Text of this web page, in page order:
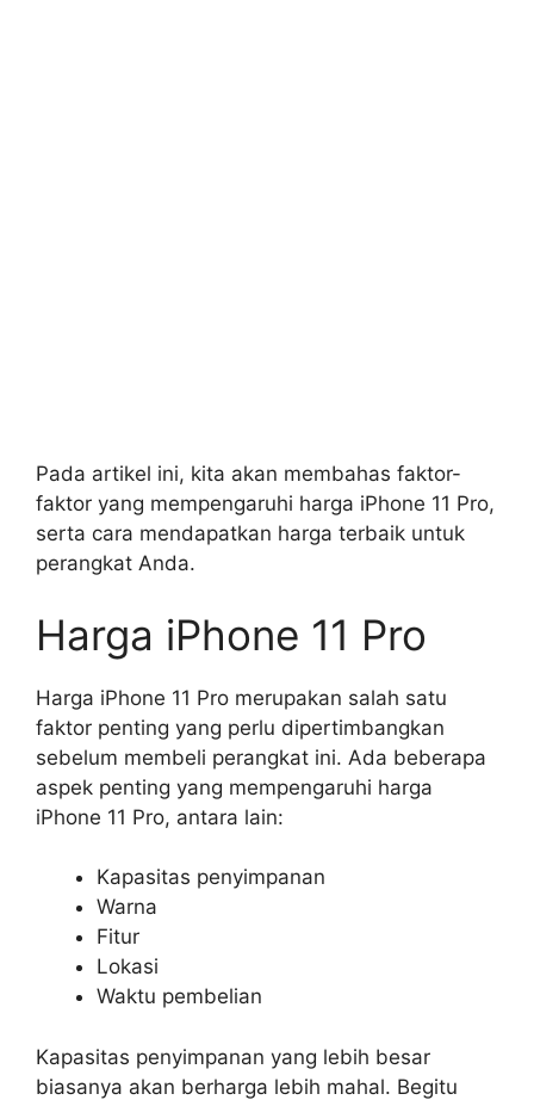
Pada artikel ini, kita akan membahas faktor-
faktor yang mempengaruhi harga iPhone 11 Pro,
serta cara mendapatkan harga terbaik untuk
perangkat Anda.
Harga iPhone 11 Pro
Harga iPhone 11 Pro merupakan salah satu
faktor penting yang perlu dipertimbangkan
sebelum membeli perangkat ini. Ada beberapa
aspek penting yang mempengaruhi harga
iPhone 11 Pro, antara lain:
Kapasitas penyimpanan
Warna
Fitur
Lokasi
Waktu pembelian
Kapasitas penyimpanan yang lebih besar
biasanya akan berharga lebih mahal. Begitu